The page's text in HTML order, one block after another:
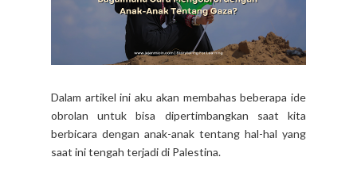
Dalam artikel ini aku akan membahas beberapa ide
obrolan untuk bisa dipertimbangkan saat kita
berbicara dengan anak-anak tentang hal-hal yang
saat ini tengah terjadi di Palestina.